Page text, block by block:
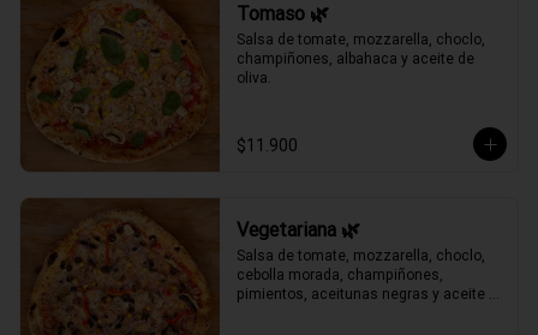
Tomaso 🌿
Salsa de tomate, mozzarella, choclo,
champiñones, albahaca y aceite de
oliva.
$11.900
Vegetariana 🌿
Salsa de tomate, mozzarella, choclo,
cebolla morada, champiñones,
pimientos, aceitunas negras y aceite